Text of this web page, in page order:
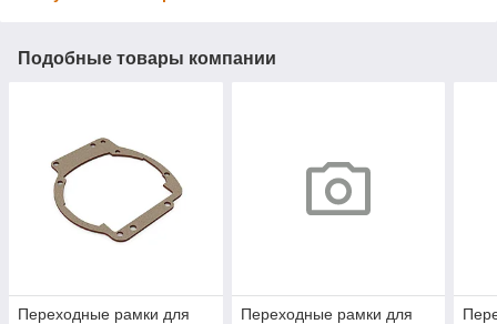
Подобные товары компании
Переходные рамки для
Переходные рамки для